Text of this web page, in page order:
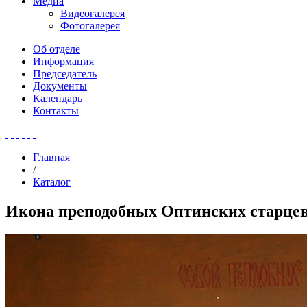
Видеогалерея
Фотогалерея
Об отделе
Информация
Председатель
Документы
Календарь
Контакты
Главная
/
Каталог
Икона преподобных Оптинских